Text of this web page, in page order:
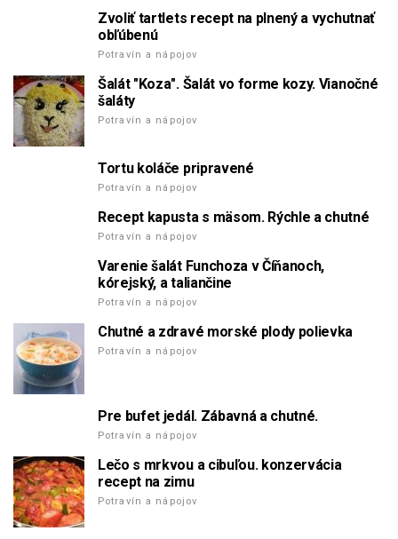
Zvoliť tartlets recept na plnený a vychutnať
obľúbenú
Potravín a nápojov
Šalát "Koza". Šalát vo forme kozy. Vianočné
šaláty
Potravín a nápojov
Tortu koláče pripravené
Potravín a nápojov
Recept kapusta s mäsom. Rýchle a chutné
Potravín a nápojov
Varenie šalát Funchoza v Číňanoch,
kórejský, a taliančine
Potravín a nápojov
Chutné a zdravé morské plody polievka
Potravín a nápojov
Pre bufet jedál. Zábavná a chutné.
Potravín a nápojov
Lečo s mrkvou a cibuľou. konzervácia
recept na zimu
Potravín a nápojov